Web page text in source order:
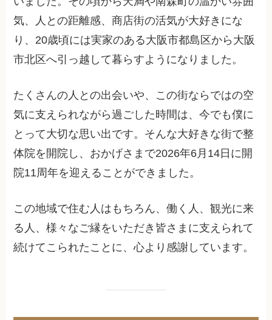
気、人との距離感、商店街の活気が大好きにな
り、20歳頃には実家のある大阪市都島区から大阪
市北区へ引っ越して暮らすようになりました。
たくさんの人との出会いや、この街ならではの空
気に支えられながら過ごした時間は、今でも僕に
とって大切な思い出です。そんな大好きな街で整
体院を開院し、おかげさまで2026年6月14日に開
院11周年を迎えることができました。
この地域で住む人はもちろん、働く人、観光に来
る人、様々なご縁をいただき皆さまに支えられて
続けてこられたことに、心より感謝しています。